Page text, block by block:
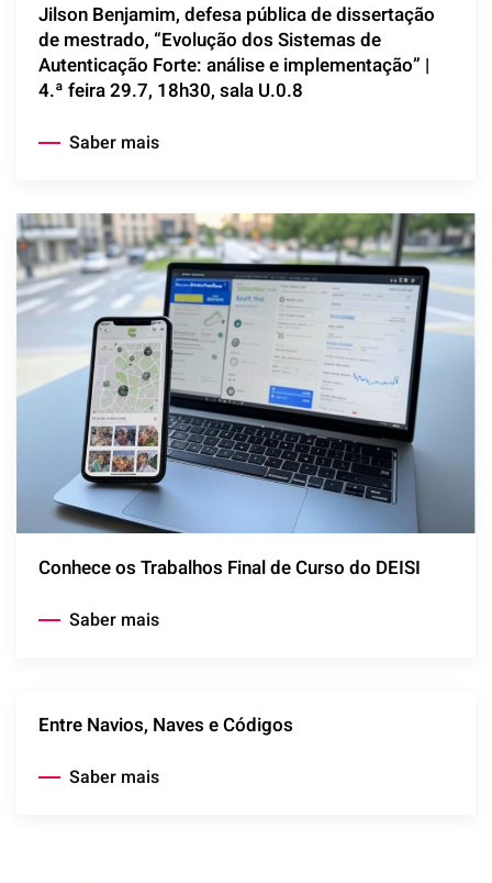
Jilson Benjamim, defesa pública de dissertação
de mestrado, “Evolução dos Sistemas de
Autenticação Forte: análise e implementação” |
4.ª feira 29.7, 18h30, sala U.0.8
Saber mais
Conhece os Trabalhos Final de Curso do DEISI
Saber mais
Entre Navios, Naves e Códigos
Saber mais